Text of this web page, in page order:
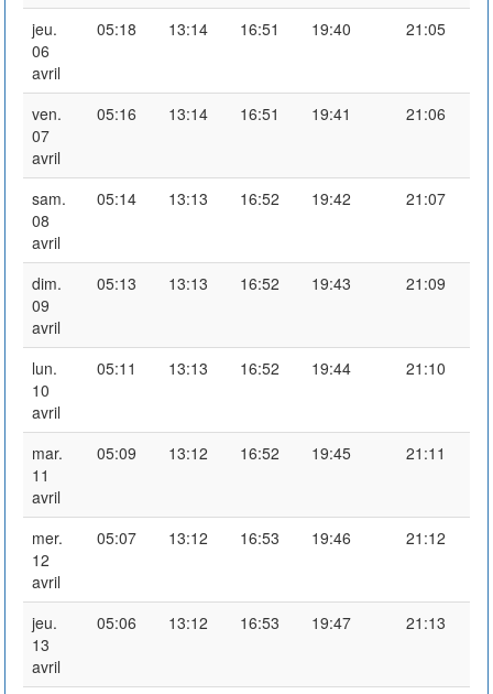
jeu.
06
avril
05:18 13:14 16:51 19:40 21:05
ven.
07
avril
05:16 13:14 16:51 19:41 21:06
sam.
08
avril
05:14 13:13 16:52 19:42 21:07
dim.
09
avril
05:13 13:13 16:52 19:43 21:09
lun.
10
avril
05:11 13:13 16:52 19:44 21:10
mar.
11
avril
05:09 13:12 16:52 19:45 21:11
mer.
12
avril
05:07 13:12 16:53 19:46 21:12
jeu.
13
avril
05:06 13:12 16:53 19:47 21:13